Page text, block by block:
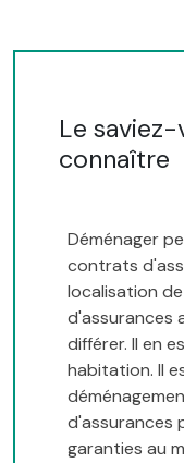
Le
connaître
Déménager
contrats
localisation
d'assurances
différer. Il en
habitation. Il
d'assurances
garanties au